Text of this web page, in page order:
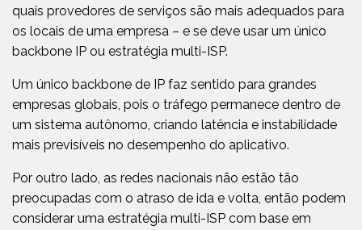
quais provedores de serviços são mais adequados para
os locais de uma empresa – e se deve usar um único
backbone IP ou estratégia multi-ISP.
Um único backbone de IP faz sentido para grandes
empresas globais, pois o tráfego permanece dentro de
um sistema autônomo, criando latência e instabilidade
mais previsíveis no desempenho do aplicativo.
Por outro lado, as redes nacionais não estão tão
preocupadas com o atraso de ida e volta, então podem
considerar uma estratégia multi-ISP com base em